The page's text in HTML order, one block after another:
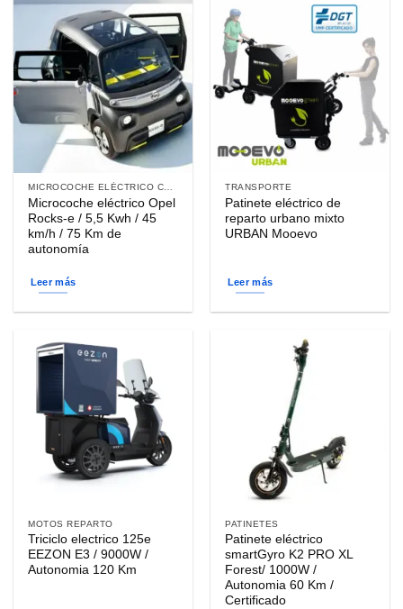
Microcoche eléctrico Opel
Rocks-e / 5,5 Kwh / 45
km/h / 75 Km de
autonomía
Leer más
TRANSPORTE
Patinete eléctrico de
reparto urbano mixto
URBAN Mooevo
Leer más
MOTOS REPARTO
Triciclo electrico 125e
EEZON E3 / 9000W /
Autonomia 120 Km
PATINETES
Patinete eléctrico
smartGyro K2 PRO XL
Forest/ 1000W /
Autonomia 60 Km /
Certificado